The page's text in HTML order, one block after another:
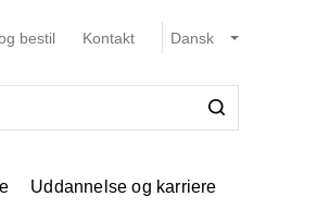
bestil Kontakt
Uddannelse og karriere